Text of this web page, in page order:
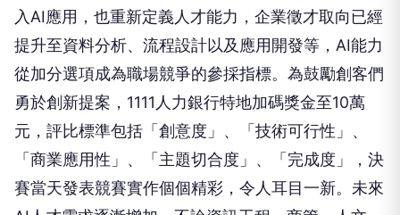
入AI應用，也重新定義人才能力，企業徵才取向已經
提升至資料分析、流程設計以及應用開發等，AI能力
從加分選項成為職場競爭的參採指標。為鼓勵創客們
勇於創新提案，1111人力銀行特地加碼獎金至10萬
元，評比標準包括「創意度」、「技術可行性」、
「商業應用性」、「主題切合度」、「完成度」，決
賽當天發表競賽實作個個精彩，令人耳目一新。未來